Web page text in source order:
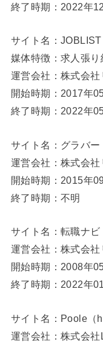
終了時期：2022年
サイト名：
媒体特徴：求人張り
運営会社：株式会社
開始時期：2017年
終了時期：2022年
サイト名：グラバー
運営会社：株式会
開始時期：2015年
終了時期：不明
サイト名：転職ナビ
運営会社：株式会社
開始時期：2008年
終了時期：2022年
サイト名：Poole（
運営会社：株式会